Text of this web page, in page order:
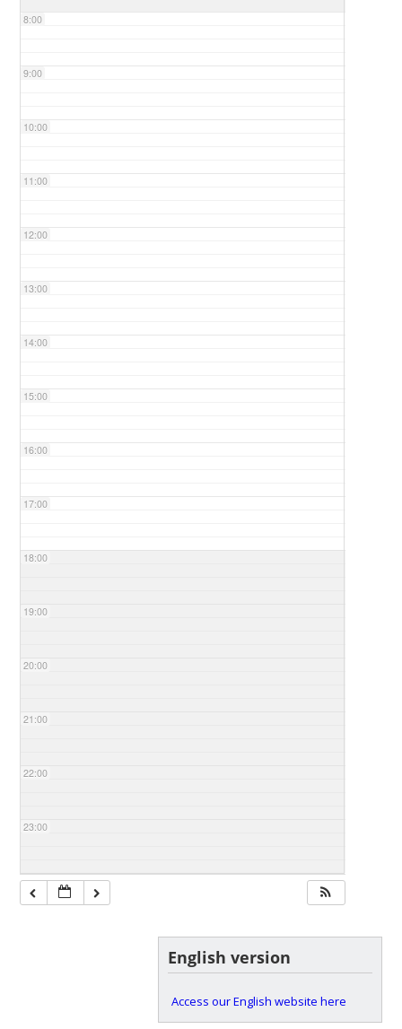
8:00
9:00
10:00
11:00
12:00
13:00
14:00
15:00
16:00
17:00
18:00
19:00
20:00
21:00
22:00
23:00
English version
Access our English website here